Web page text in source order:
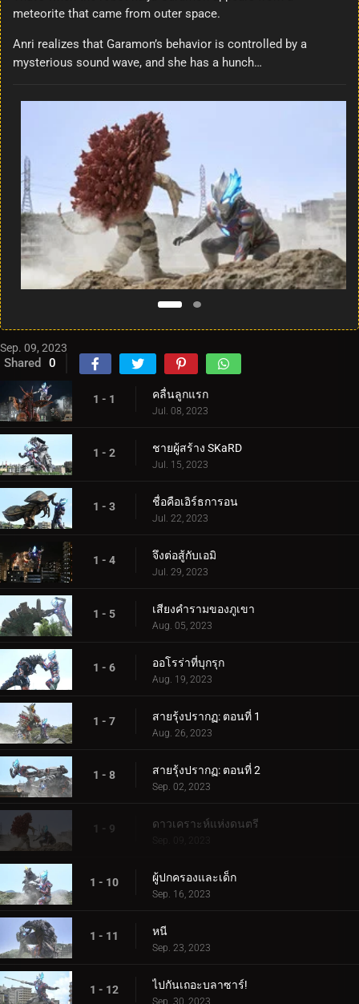
meteorite that came from outer space.
Anri realizes that Garamon’s behavior is controlled by a
mysterious sound wave, and she has a hunch…
Sep. 09, 2023
Shared 0
1 - 1 คลื่นลูกแรก
Jul. 08, 2023
1 - 2 ชายผู้สร้าง SKaRD
Jul. 15, 2023
1 - 3 ชื่อคือเอิร์ธการอน
Jul. 22, 2023
1 - 4 จึงต่อสู้กับเอมิ
Jul. 29, 2023
1 - 5 เสียงคำรามของภูเขา
Aug. 05, 2023
1 - 6 ออโรร่าที่บุกรุก
Aug. 19, 2023
1 - 7 สายรุ้งปรากฏ: ตอนที่ 1
Aug. 26, 2023
1 - 8 สายรุ้งปรากฏ: ตอนที่ 2
Sep. 02, 2023
1 - 9 ดาวเคราะห์แห่งดนตรี
Sep. 09, 2023
1 - 10 ผู้ปกครองและเด็ก
Sep. 16, 2023
1 - 11 หนี
Sep. 23, 2023
1 - 12 ไปกันเถอะบลาซาร์!
Sep. 30, 2023